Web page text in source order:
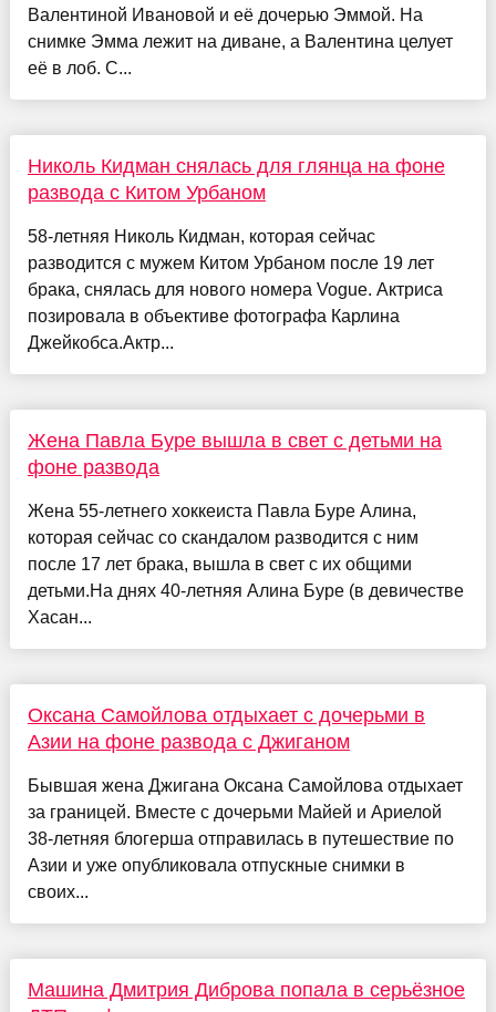
Валентиной Ивановой и её дочерью Эммой. На
снимке Эмма лежит на диване, а Валентина целует
её в лоб. С...
Николь Кидман снялась для глянца на фоне
развода с Китом Урбаном
58-летняя Николь Кидман, которая сейчас
разводится с мужем Китом Урбаном после 19 лет
брака, снялась для нового номера Vogue. Актриса
позировала в объективе фотографа Карлина
Джейкобса.Актр...
Жена Павла Буре вышла в свет с детьми на
фоне развода
Жена 55-летнего хоккеиста Павла Буре Алина,
которая сейчас со скандалом разводится с ним
после 17 лет брака, вышла в свет с их общими
детьми.На днях 40-летняя Алина Буре (в девичестве
Хасан...
Оксана Самойлова отдыхает с дочерьми в
Азии на фоне развода с Джиганом
Бывшая жена Джигана Оксана Самойлова отдыхает
за границей. Вместе с дочерьми Майей и Ариелой
38-летняя блогерша отправилась в путешествие по
Азии и уже опубликовала отпускные снимки в
своих...
Машина Дмитрия Диброва попала в серьёзное